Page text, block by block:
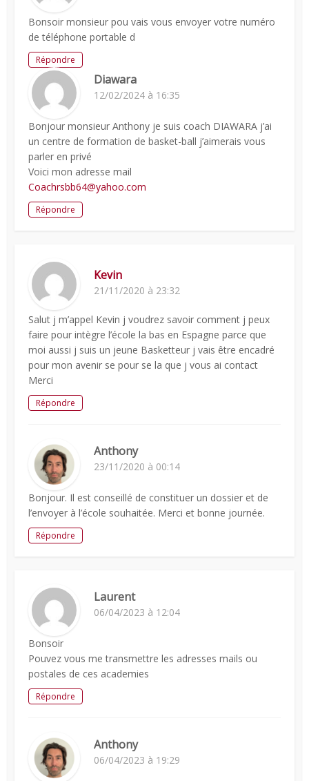
Bonsoir monsieur pou vais vous envoyer votre numéro
de téléphone portable d
Répondre
Diawara
12/02/2024 à 16:35
Bonjour monsieur Anthony je suis coach DIAWARA j’ai
un centre de formation de basket-ball j’aimerais vous
parler en privé
Voici mon adresse mail
Coachrsbb64@yahoo.com
Répondre
Kevin
21/11/2020 à 23:32
Salut j m’appel Kevin j voudrez savoir comment j peux
faire pour intègre l’école la bas en Espagne parce que
moi aussi j suis un jeune Basketteur j vais être encadré
pour mon avenir se pour se la que j vous ai contact
Merci
Répondre
Anthony
23/11/2020 à 00:14
Bonjour. Il est conseillé de constituer un dossier et de
l’envoyer à l’école souhaitée. Merci et bonne journée.
Répondre
Laurent
06/04/2023 à 12:04
Bonsoir
Pouvez vous me transmettre les adresses mails ou
postales de ces academies
Répondre
Anthony
06/04/2023 à 19:29